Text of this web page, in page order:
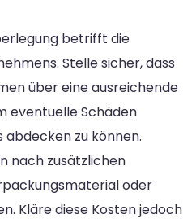
betrifft die
Stelle sicher, dass
über eine ausreichende
eventuelle Schäden
zu können.
nach zusätzlichen
oder
Kläre diese Kosten jedoch